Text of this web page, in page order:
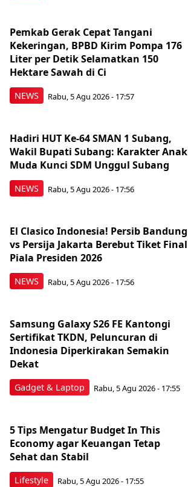
NEWS
Pemkab Gerak Cepat Tangani
Kekeringan, BPBD Kirim Pompa 176
Liter per Detik Selamatkan 150
Hektare Sawah di Ci
Rabu, 5 Agu 2026 - 17:57
NEWS
Hadiri HUT Ke-64 SMAN 1 Subang,
Wakil Bupati Subang: Karakter Anak
Muda Kunci SDM Unggul Subang
Rabu, 5 Agu 2026 - 17:56
NEWS
El Clasico Indonesia! Persib Bandung
vs Persija Jakarta Berebut Tiket Final
Piala Presiden 2026
Rabu, 5 Agu 2026 - 17:56
Gadget & Laptop
Samsung Galaxy S26 FE Kantongi
Sertifikat TKDN, Peluncuran di
Indonesia Diperkirakan Semakin
Dekat
Rabu, 5 Agu 2026 - 17:55
Lifestyle
5 Tips Mengatur Budget In This
Economy agar Keuangan Tetap
Sehat dan Stabil
Rabu, 5 Agu 2026 - 17:55